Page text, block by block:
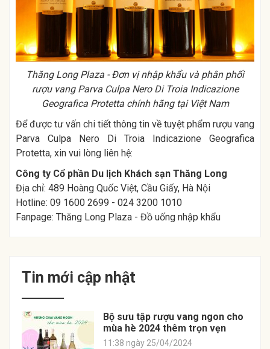
Thăng Long Plaza - Đơn vị nhập khẩu và phân phối
rượu vang Parva Culpa Nero Di Troia Indicazione
Geografica Protetta chính hãng tại Việt Nam
Để được tư vấn chi tiết thông tin về tuyệt phẩm rượu vang
Parva Culpa Nero Di Troia Indicazione Geografica
Protetta, xin vui lòng liên hệ:
Công ty Cổ phần Du lịch Khách sạn Thăng Long
Địa chỉ: 489 Hoàng Quốc Việt, Cầu Giấy, Hà Nội
Hotline: 09 1600 2699 - 024 3200 1010
Fanpage: Thăng Long Plaza - Đồ uống nhập khẩu
Tin mới cập nhật
Bộ sưu tập rượu vang ngon cho
mùa hè 2024 thêm trọn vẹn
11:38 ngày 25/04/2024